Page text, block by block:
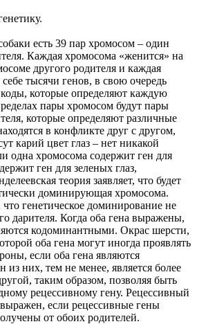
есть 39 пар хромосом – один
Каждая хромосома «женится» на
другого родителя и каждая
тысячи генов, в свою очередь
которые определяют каждую
пары хромосом будут пары
которые определяют различные
в конфликте друг с другом,
карий цвет глаз – нет никакой
одна хромосома содержит ген для
ген для зеленых глаз,
теория заявляет, что будет
доминирующая хромосома.
что генетическое доминирование не
дарителя. Когда оба гена выражены,
кодоминантными. Окрас шерсти,
оба гена могут иногда проявлять
если оба гена являются
них, тем не менее, является более
таким образом, позволяя быть
рецессивному гену. Рецессивный
если рецессивные гены
от обоих родителей.